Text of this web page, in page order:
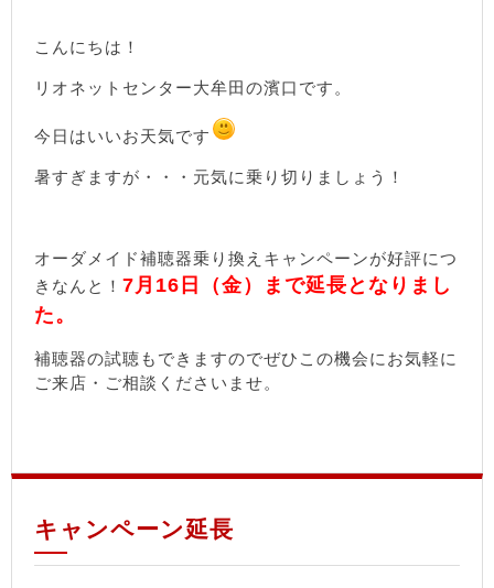
こんにちは！
リオネットセンター大牟田の濱口です。
今日はいいお天気です
暑すぎますが・・・元気に乗り切りましょう！
オーダメイド補聴器乗り換えキャンペーンが好評につ
きなんと！ 7月16日（金）まで延長となりまし
た。
補聴器の試聴もできますのでぜひこの機会にお気軽に
ご来店・ご相談くださいませ。
キャンペーン延長